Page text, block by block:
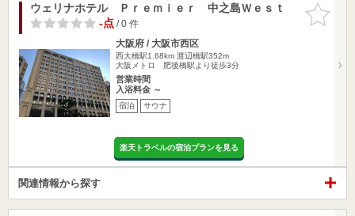
お気に入
りに追加
ウェリナホテル Ｐｒｅｍｉｅｒ 中之島Ｗｅｓｔ
-点/ 0 件
大阪府 / 大阪市西区
西大橋駅1.68km 渡辺橋駅352m
大阪メトロ 肥後橋駅より徒歩3分
営業時間
入浴料金 ～
宿泊 サウナ
楽天トラベルの宿泊プランを見る
関連情報から探す